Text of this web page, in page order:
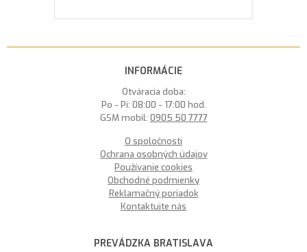
INFORMÁCIE
Otváracia doba:
Po - Pi: 08:00 - 17:00 hod.
GSM mobil: 0905 50 7777
O spoločnosti
Ochrana osobných údajov
Používanie cookies
Obchodné podmienky
Reklamačný poriadok
Kontaktujte nás
PREVÁDZKA BRATISLAVA